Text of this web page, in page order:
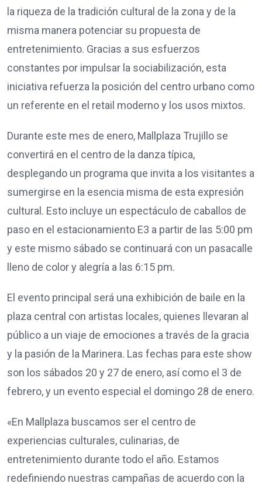
la riqueza de la tradición cultural de la zona y de la
misma manera potenciar su propuesta de
entretenimiento. Gracias a sus esfuerzos
constantes por impulsar la sociabilización, esta
iniciativa refuerza la posición del centro urbano como
un referente en el retail moderno y los usos mixtos.
Durante este mes de enero, Mallplaza Trujillo se
convertirá en el centro de la danza típica,
desplegando un programa que invita a los visitantes a
sumergirse en la esencia misma de esta expresión
cultural. Esto incluye un espectáculo de caballos de
paso en el estacionamiento E3 a partir de las 5:00 pm
y este mismo sábado se continuará con un pasacalle
lleno de color y alegría a las 6:15 pm.
El evento principal será una exhibición de baile en la
plaza central con artistas locales, quienes llevaran al
público a un viaje de emociones a través de la gracia
y la pasión de la Marinera. Las fechas para este show
son los sábados 20 y 27 de enero, así como el 3 de
febrero, y un evento especial el domingo 28 de enero.
«En Mallplaza buscamos ser el centro de
experiencias culturales, culinarias, de
entretenimiento durante todo el año. Estamos
redefiniendo nuestras campañas de acuerdo con la